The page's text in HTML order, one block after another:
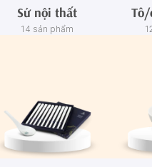
Sứ nội thất
14 sản phẩm